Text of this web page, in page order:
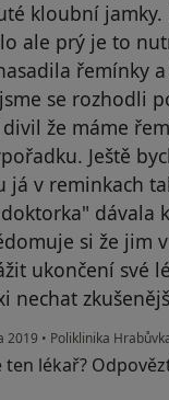
kloubní
ale prý je to
řemínky
se rozhodli
že máme
Ještě
já v reminkach
dávala
si že jim
ukončení své
nechat
2019 • Poliklinika
ten lékař?